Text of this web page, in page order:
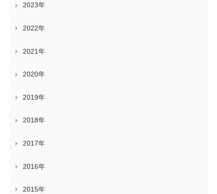
2023年
2022年
2021年
2020年
2019年
2018年
2017年
2016年
2015年